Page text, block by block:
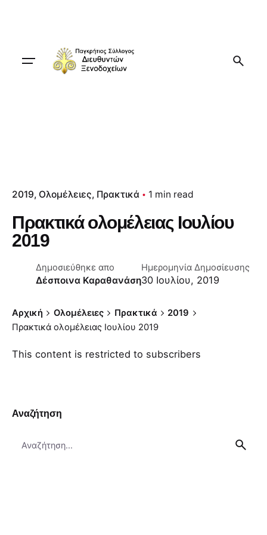
2019 Ολομέλειες Πρακτικά 1 min read
Πρακτικά ολομέλειας Ιουλίου
2019
Δημοσιεύθηκε απο
Δέσποινα Καραθανάση
Ημερομηνία Δημοσίευσης
30 Ιουλίου, 2019
Αρχική Ολομέλειες Πρακτικά
2019
Πρακτικά ολομέλειας Ιουλίου 2019
This content is restricted to subscribers
Αναζήτηση
for